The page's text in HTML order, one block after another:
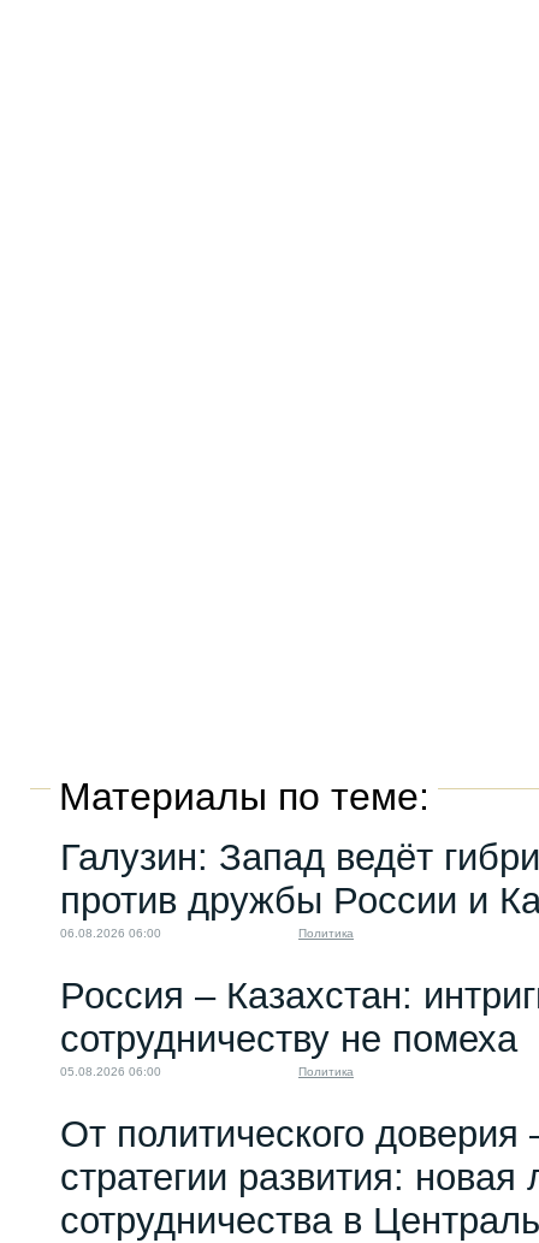
Материалы по теме:
Галузин: Запад ведёт
против дружбы России и
06.08.2026 06:00 Политика
Россия – Казахстан:
сотрудничеству не помеха
05.08.2026 06:00 Политика
От политического
стратегии развития: новая
сотрудничества в